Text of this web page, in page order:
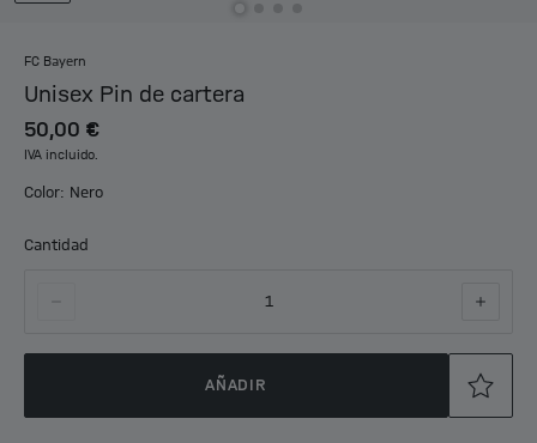
FC Bayern
Unisex Pin de cartera
50,00 €
IVA incluido.
Color: Nero
Cantidad
1
AÑADIR